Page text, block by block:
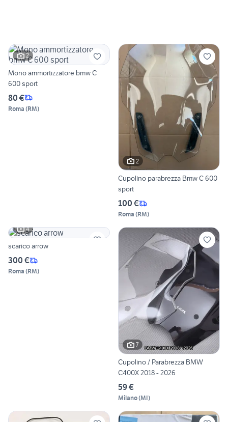
2
Mono ammortizzatore bmw C
600 sport
80 €
Roma (RM)
2
Cupolino parabrezza Bmw C 600
sport
100 €
Roma (RM)
4
scarico arrow
300 €
Roma (RM)
7
Cupolino / Parabrezza BMW
C400X 2018 - 2026
59 €
Milano(MI)